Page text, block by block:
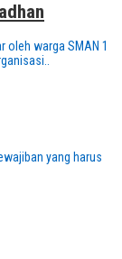
oleh warga SMAN 1
yang harus